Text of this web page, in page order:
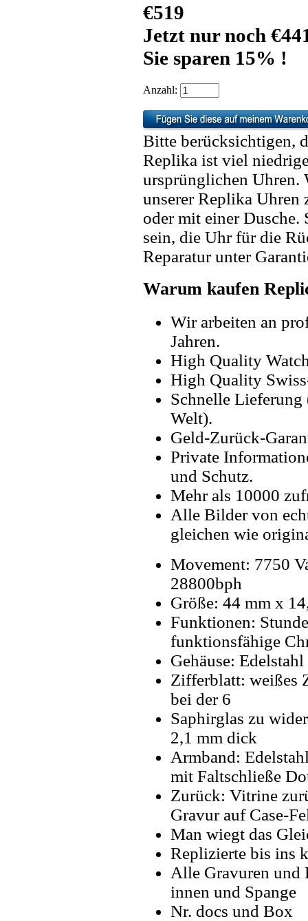
€519
Jetzt nur noch
Sie sparen 15% !
Anzahl:
Bitte berücksichtigen,
Replika ist viel
ursprünglichen Uhren.
unserer Replika Uhren
oder mit einer
sein, die Uhr für die
Reparatur unter
Warum kaufen
Wir arbeiten an
Jahren.
High Quality
High Quality
Schnelle Lieferung
Welt).
Geld-Zurück-
Private
und Schutz.
Mehr als 10000
Alle Bilder von
gleichen wie
Movement: 7750
28800bph
Größe: 44 mm x
Funktionen:
funktionsfähige
Gehäuse:
Zifferblatt: weißes
bei der 6
Saphirglas zu
2,1 mm dick
Armband:
mit Faltschließe
Zurück: Vitrine
Gravur auf Case-
Man wiegt das
Replizierte bis ins
Alle Gravuren und
innen und Spange
Nr. docs und Box